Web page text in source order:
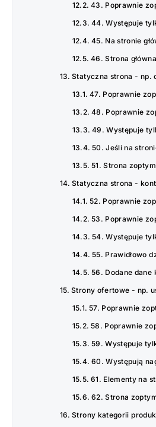
43. Poprawnie
44. Występuje
45. Na stronie
46. Strona
Statyczna strona - np.
47. Poprawnie
48. Poprawnie
49. Występuje
50. Jeśli na
51. Strona
Statyczna strona -
52. Poprawnie
53. Poprawnie
54. Występuje
55. Prawidłowo
56. Dodane
Strony ofertowe - np.
57. Poprawnie
58. Poprawnie
59. Występuje
60. Występują
61. Elementy na
62. Strona
Strony kategorii